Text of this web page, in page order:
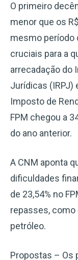
O primeiro
menor que os
mesmo período
cruciais para a
arrecadação do
Jurídicas (IRPJ)
Imposto de
FPM chegou a
do ano anterior.
A CNM aponta
dificuldades
de 23,54% no
repasses,
petróleo.
Propostas – Os